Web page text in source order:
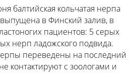
балтийская кольчатая нерпа
в Финский залив, в
пациентов: 5 серых
нерп ладожского подвида.
переведены на последний
контактируют с зоологами и